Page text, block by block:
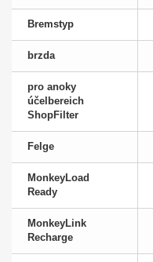
Bremstyp
brzda
pro anoky
účelbereich
ShopFilter
Felge
MonkeyLoad
Ready
MonkeyLink
Recharge